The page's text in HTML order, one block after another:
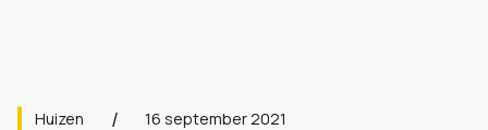
Huizen 16 september 2021